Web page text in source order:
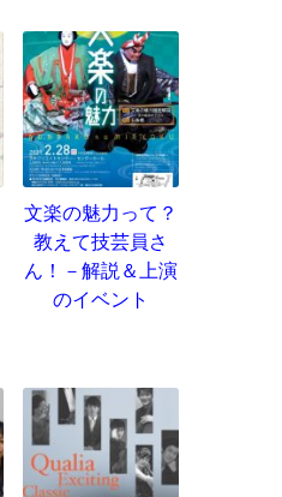
文楽の魅力って？
教えて技芸員さ
ん！－解説＆上演
のイベント